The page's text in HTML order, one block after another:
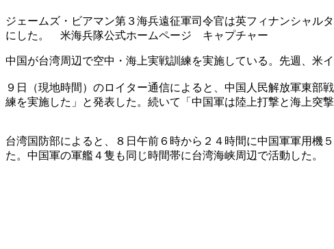
ジェームズ・ビアマン第３海兵遠征軍司令官は英フィナンシャル
にした。 米海兵隊公式ホームページ キャプチャー
中国が台湾周辺で空中・海上実戦訓練を実施している。先週、米
９日（現地時間）のロイター通信によると、中国人民解放軍東部
練を実施した」と発表した。続いて「中国軍は陸上打撃と海上突
台湾国防部によると、８日午前６時から２４時間に中国軍軍用機
た。中国軍の軍艦４隻も同じ時間帯に台湾海峡周辺で活動した。